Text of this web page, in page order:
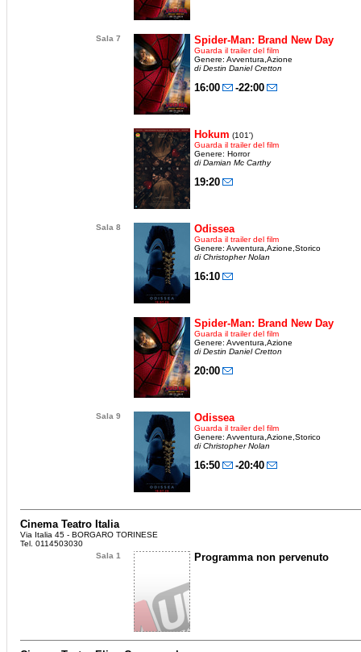
Sala 7 Spider-Man: Brand New Day
Guarda il trailer del film
Genere: Avventura,Azione
di Destin Daniel Cretton
16:00 -22:00
Hokum (101')
Guarda il trailer del film
Genere: Horror
di Damian Mc Carthy
19:20
Sala 8 Odissea
Guarda il trailer del film
Genere: Avventura,Azione,Storico
di Christopher Nolan
16:10
Spider-Man: Brand New Day
Guarda il trailer del film
Genere: Avventura,Azione
di Destin Daniel Cretton
20:00
Sala 9 Odissea
Guarda il trailer del film
Genere: Avventura,Azione,Storico
di Christopher Nolan
16:50 -20:40
Cinema Teatro Italia
Via Italia 45 - BORGARO TORINESE
Tel. 0114503030
Sala 1
Programma non pervenuto